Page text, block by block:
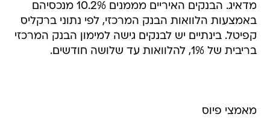
מדאיג. הבנקים האיריים מממנים 10.2% מנכסיהם
באמצעות הלוואות הבנק המרכזי, לפי נתוני ברקליס
קפיטל. בינתיים יש לבנקים גישה למימון הבנק המרכזי
בריבית של 1%, להלוואות עד שלושה חודשים.
מאמצי פיוס